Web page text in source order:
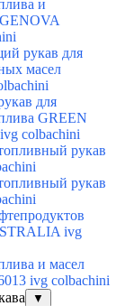
и
рукав для
масел
для
GREEN
colbachini
рукав
рукав
ivg
и масел
ivg colbachini
▼